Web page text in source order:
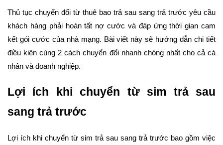
Thủ tục chuyển đổi từ thuê bao trả sau sang trả trước yêu cầu
khách hàng phải hoàn tất nợ cước và đáp ứng thời gian cam
kết gói cước của nhà mạng. Bài viết này sẽ hướng dẫn chi tiết
điều kiện cùng 2 cách chuyển đổi nhanh chóng nhất cho cả cá
nhân và doanh nghiệp.
Lợi ích khi chuyển từ sim trả sau
sang trả trước
Lợi ích khi chuyển từ sim trả sau sang trả trước bao gồm việc